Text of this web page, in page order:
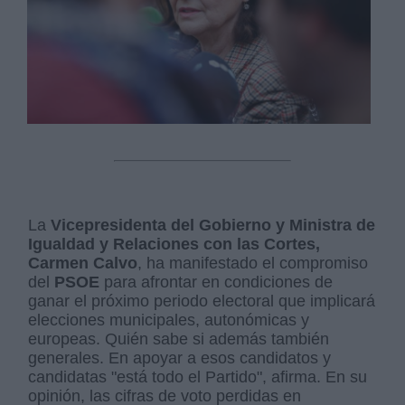
LaVicepresidenta del Gobierno y Ministra de
Igualdad y Relaciones con las Cortes,
Carmen Calvo, ha manifestado el compromiso
del PSOE para afrontar en condiciones de
ganar el próximo periodo electoral que implicará
elecciones municipales, autonómicas y
europeas. Quién sabe si además también
generales. En apoyar a esos candidatos y
candidatas "está todo el Partido", afirma. En su
opinión, las cifras de voto perdidas en